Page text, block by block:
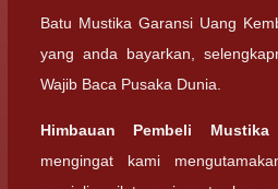
Batu Mustika Garansi Uang
yang anda bayarkan,
Wajib Baca Pusaka Dunia.
Himbauan Pembeli
mengingat kami